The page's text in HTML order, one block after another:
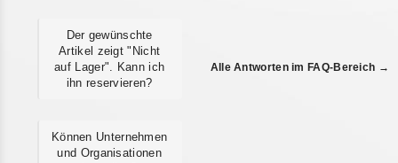
Der gewünschte
Artikel zeigt "Nicht
auf Lager". Kann ich
ihn reservieren?
Können Unternehmen
und Organisationen
Alle Antworten im FAQ-Bereich →